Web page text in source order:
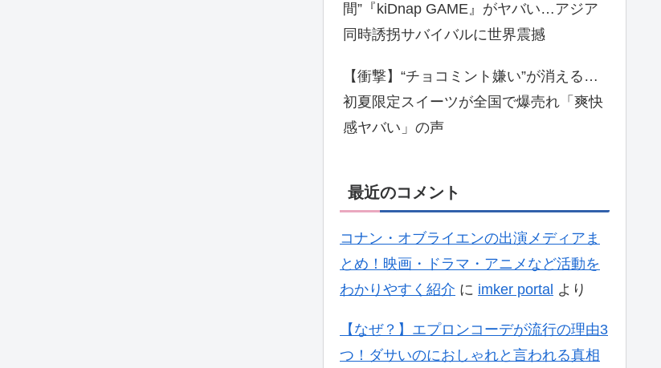
間”『kiDnap GAME』がヤバい…アジア
同時誘拐サバイバルに世界震撼
【衝撃】“チョコミント嫌い”が消える…
初夏限定スイーツが全国で爆売れ「爽快
感ヤバい」の声
最近のコメント
コナン・オブライエンの出演メディアま
とめ！映画・ドラマ・アニメなど活動を
わかりやすく紹介 に imker portal より
【なぜ？】エプロンコーデが流行の理由3
つ！ダサいのにおしゃれと言われる真相